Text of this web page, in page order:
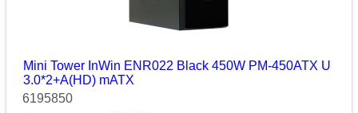
Mini Tower InWin ENR022 Black 450W PM-450ATX U
3.0*2+A(HD) mATX
6195850